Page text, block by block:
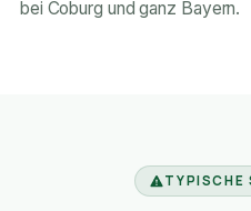
bei Coburg und ganz Bayern.
TYPISCHE